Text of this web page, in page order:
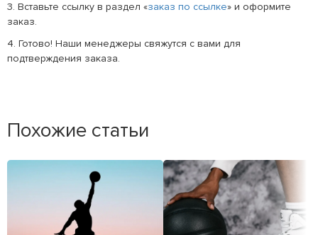
3. Вставьте ссылку в раздел «заказ по ссылке» и оформите
заказ.
4. Готово! Наши менеджеры свяжутся с вами для
подтверждения заказа.
Похожие статьи